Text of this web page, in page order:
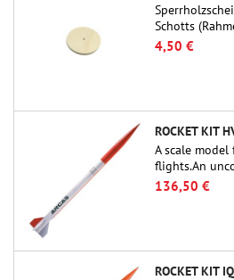
Schotts
von Public
4,50 €
ROCKET KIT
A scale
flights.An
allows you to
the most
136,50 €